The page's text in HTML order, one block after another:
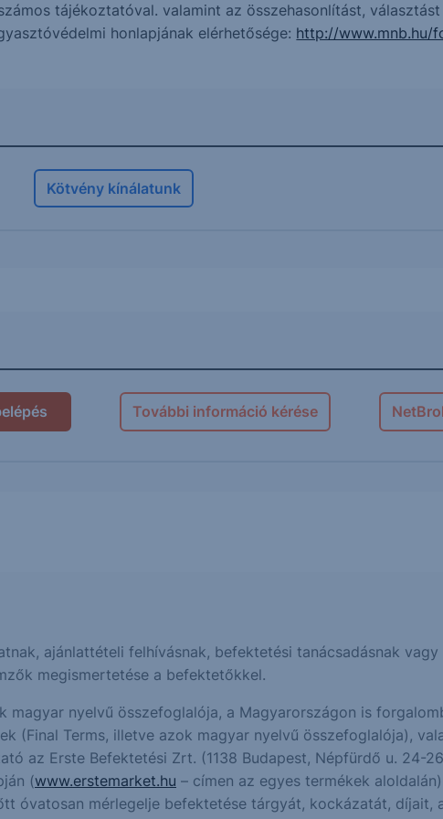
tájékoztatóval. valamint az összehasonlítást,
honlapjának elérhetősége: http://www.mnb.hu/
Kötvény kínálatunk
További információ kérése
ajánlattételi felhívásnak, befektetési tanácsadásnak
megismertetése a befektetőkkel.
nyelvű összefoglalója, a Magyarországon is
(Final Terms, illetve azok magyar nyelvű összefoglalója),
az Erste Befektetési Zrt. (1138 Budapest, Népfürdő u. 24-
(www.erstemarket.hu – címen az egyes termékek
óvatosan mérlegelje befektetése tárgyát, kockázatát, díjait,